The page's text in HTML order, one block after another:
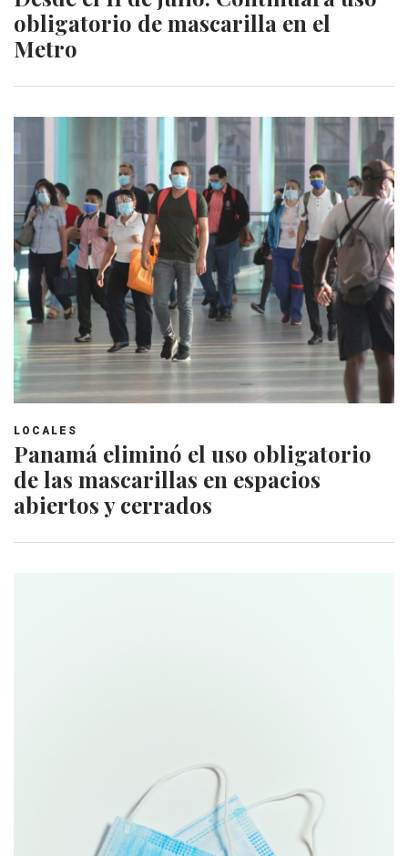
obligatorio de mascarilla en el
Metro
LOCALES
Panamá eliminó el uso obligatorio
de las mascarillas en espacios
abiertos y cerrados